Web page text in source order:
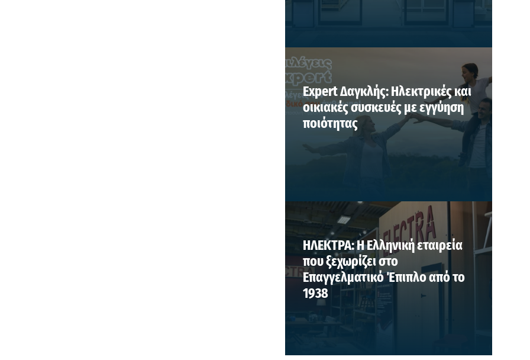
Expert Δαγκλής: Ηλεκτρικές και
οικιακές συσκευές με εγγύηση
ποιότητας
ΗΛΕΚΤΡΑ: Η Ελληνική εταιρεία
που ξεχωρίζει στο
Επαγγελματικό Έπιπλο από το
1938